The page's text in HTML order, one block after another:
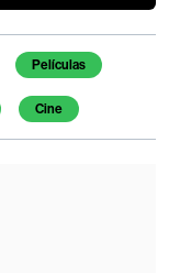
Películas
Cine